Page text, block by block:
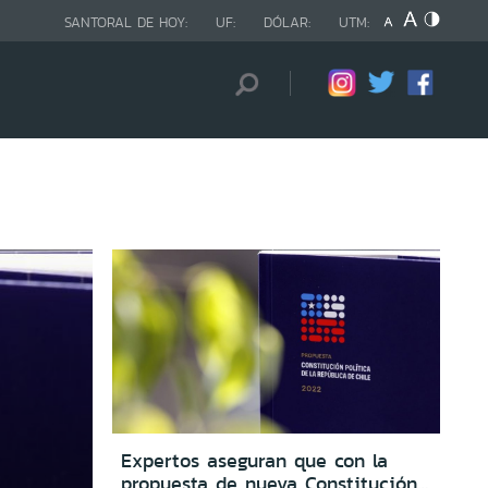
SANTORAL DE HOY: UF: DÓLAR: UTM:
Expertos aseguran que con la